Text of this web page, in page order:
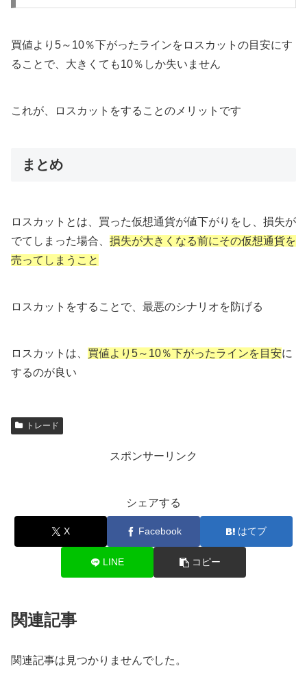
買値より5～10％下がったラインをロスカットの目安にす
ることで、大きくても10％しか失いません
これが、ロスカットをすることのメリットです
まとめ
ロスカットとは、買った仮想通貨が値下がりをし、損失が
でてしまった場合、 損失が大きくなる前にその仮想通貨を
売ってしまうこと
ロスカットをすることで、最悪のシナリオを防げる
ロスカットは、 買値より5～10％下がったラインを目安に
するのが良い
トレード
スポンサーリンク
シェアする
X Facebook はてブ
LINE コピー
関連記事
関連記事は見つかりませんでした。